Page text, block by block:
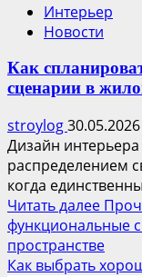
Интерьер
Новости
Как
сценарии в
stroylog30.05.2026
Дизайн
распределением
когда
Читать далее
функциональные
пространстве
Как выбрать